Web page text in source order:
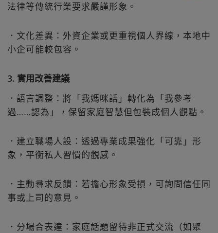
法律等傳統行業要求嚴謹形象。
．文化差異：外資企業或更重視個人界線，本地中
小企可能較包容。
3. 實用改善建議
．語言調整：將「我媽咪話」轉化為「我參考
過……認為」，保留家庭智慧但包裝成個人觀點。
．建立職場人設：透過專業成果強化「可靠」形
象，平衡私人習慣的觀感。
．主動尋求反饋：若擔心形象受損，可詢問信任同
事或上司的意見。
．分場合表達：家庭話題留待非正式交流（如聚